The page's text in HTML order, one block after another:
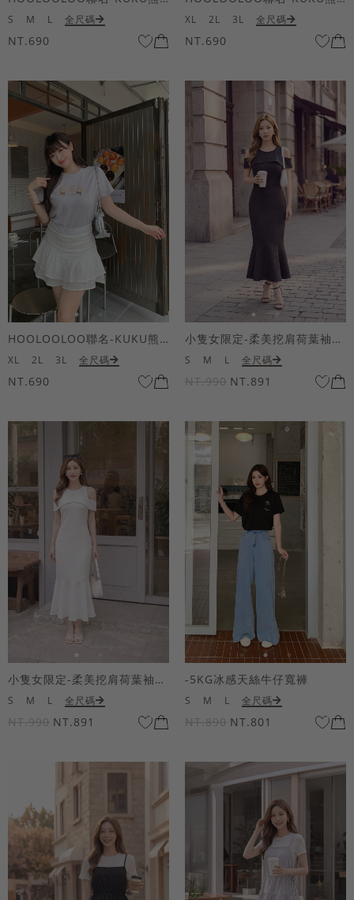
S M L 全尺碼
NT.690
XL 2L 3L 全尺碼
NT.690
HOOLOOLOO聯名-KUKU熊蝴蝶結短袖上衣
XL 2L 3L 全尺碼
NT.690
小隻女限定-柔美挖肩荷葉袖魚尾長洋裝
S M L 全尺碼
NT.990 NT.891
小隻女限定-柔美挖肩荷葉袖魚尾長洋裝
S M L 全尺碼
NT.990 NT.891
-5KG冰感天絲牛仔寬褲
S M L 全尺碼
NT.890 NT.801